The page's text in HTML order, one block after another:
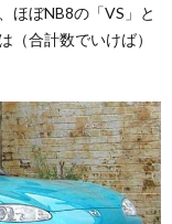
ほぼNB8の「VS」と
（合計数でいけば）